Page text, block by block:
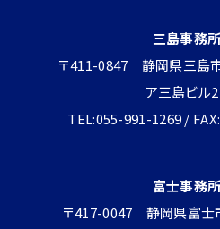
三島事務
〒411-0847 静岡県三島
ア三島ビル2
TEL:055-991-1269 /
富士事務
〒417-0047 静岡県富士